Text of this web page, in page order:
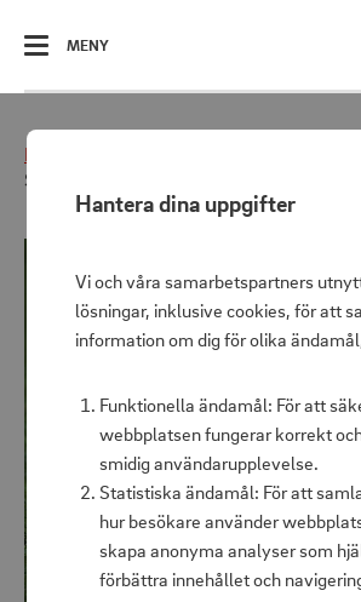
Hantera dina uppgifter
Vi och våra samarbetspartners
lösningar, inklusive cookies, för att
information om dig för olika
Funktionella ändamål: För att
webbplatsen fungerar korrekt
smidig användarupplevelse.
Statistiska ändamål: För att
hur besökare använder
skapa anonyma analyser som
förbättra innehållet och
ÖPPNA
MENY
Hem
Solcellsspotlight Lawnlight 3-pack